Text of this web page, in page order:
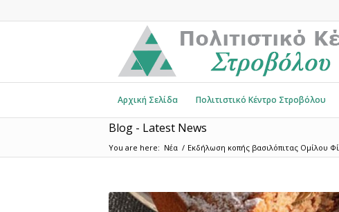
Αρχική Σελίδα Πολιτιστικό Κέντρο Στροβόλου
Blog - Latest News
You are here: Νέα / Εκδήλωση κοπής βασιλόπιτας Ομίλου